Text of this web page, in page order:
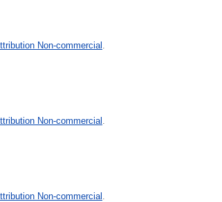
Non-commercial
Non-commercial
Non-commercial